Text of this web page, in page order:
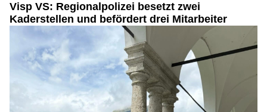
Visp VS: Regionalpolizei besetzt zwei
Kaderstellen und befördert drei Mitarbeiter